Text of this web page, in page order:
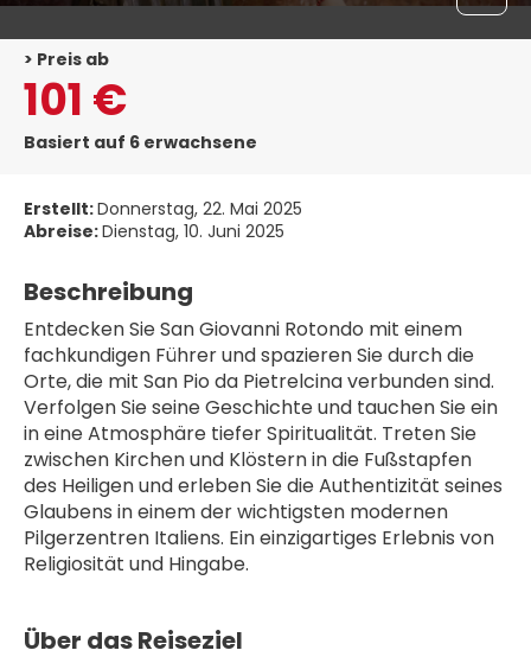
> Preis ab
101 €
Basiert auf 6 erwachsene
Erstellt:Donnerstag, 22. Mai 2025
Abreise:Dienstag, 10. Juni 2025
Beschreibung
Entdecken Sie San Giovanni Rotondo mit einem
fachkundigen Führer und spazieren Sie durch die
Orte, die mit San Pio da Pietrelcina verbunden sind.
Verfolgen Sie seine Geschichte und tauchen Sie ein
in eine Atmosphäre tiefer Spiritualität. Treten Sie
zwischen Kirchen und Klöstern in die Fußstapfen
des Heiligen und erleben Sie die Authentizität seines
Glaubens in einem der wichtigsten modernen
Pilgerzentren Italiens. Ein einzigartiges Erlebnis von
Religiosität und Hingabe.
Über das Reiseziel